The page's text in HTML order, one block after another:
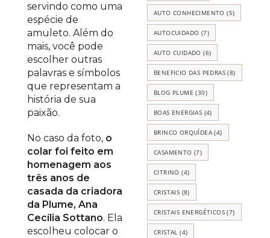
servindo como uma
espécie de
amuleto. Além do
mais, você pode
escolher outras
palavras e símbolos
que representam a
história de sua
paixão.
No caso da foto, o
colar foi feito em
homenagem aos
três anos de
casada da criadora
da Plume, Ana
Cecília Sottano. Ela
escolheu colocar o
AUTO CONHECIMENTO (5)
AUTOCUIDADO (7)
AUTO CUIDADO (6)
BENEFICIO DAS PEDRAS (8)
BLOG PLUME (30)
BOAS ENERGIAS (4)
BRINCO ORQUÍDEA (4)
CASAMENTO (7)
CITRINO (4)
CRISTAIS (8)
CRISTAIS ENERGÉTICOS (7)
CRISTAL (4)